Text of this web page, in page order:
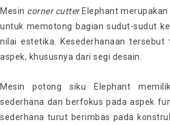
Mesin corner cutterElephant merupakan
untuk memotong bagian sudut-sudut
nilai estetika. Kesederhanaan
aspek, khususnya dari segi desain.
Mesin potong siku Elephant
sederhana dan berfokus pada aspek
sederhana turut berimbas pada